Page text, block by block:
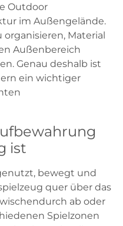
Outdoor
im Außengelände.
organisieren, Material
Außenbereich
Genau deshalb ist
ein wichtiger
ist
bewegt und
quer über das
ab oder
Spielzonen